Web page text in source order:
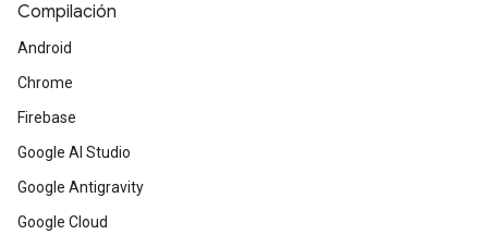
Compilación
Android
Chrome
Firebase
Google AI Studio
Google Antigravity
Google Cloud